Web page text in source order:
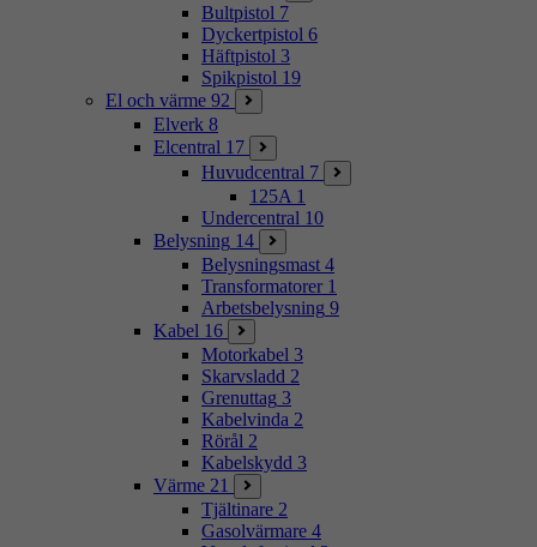
Bultpistol 7
Dyckertpistol 6
Häftpistol 3
Spikpistol 19
El och värme 92
Elverk 8
Elcentral 17
Huvudcentral 7
125A 1
Undercentral 10
Belysning 14
Belysningsmast 4
Transformatorer 1
Arbetsbelysning 9
Kabel 16
Motorkabel 3
Skarvsladd 2
Grenuttag 3
Kabelvinda 2
Rörål 2
Kabelskydd 3
Värme 21
Tjältinare 2
Gasolvärmare 4